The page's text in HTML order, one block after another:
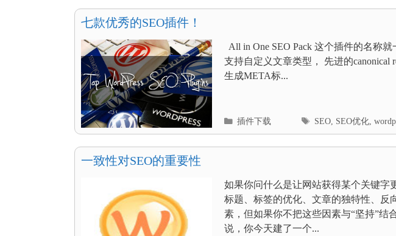
目
七款优秀的SEO插件！
All in One SEO Pack 这个插件的名称
支持自定义文章类型， 先进的canonical
生成META标...
分
类
目
插件下载
标
签
SEO, SEO优化,
一致性对SEO的重要性
如果你问什么是让网站获得某个关键字
标题、标签的优化、文章的独特性、反
素，但如果你不把这些因素与“坚持”结
说，你今天建了一个...